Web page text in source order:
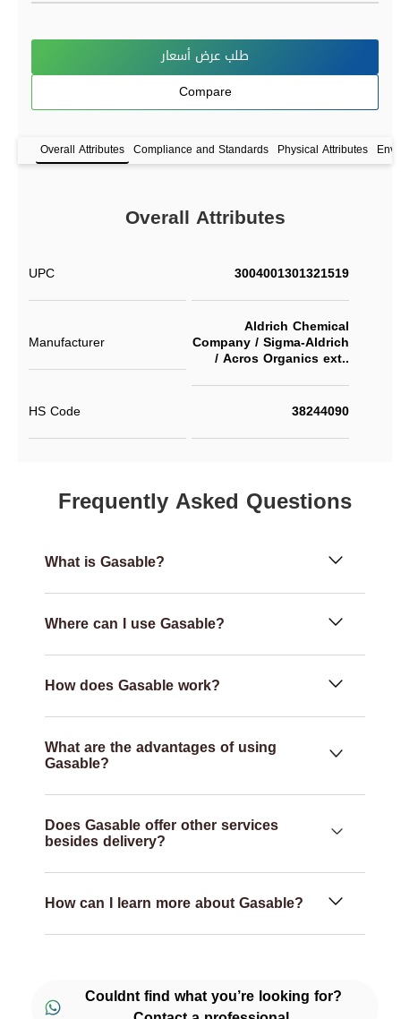
طلب عرض أسعار
Compare
Overall Attributes Compliance and Standards Physical Attributes
Overall Attributes
UPC 3004001301321519
Manufacturer
Aldrich Chemical
Company / Sigma-Aldrich
/ Acros Organics ext..
HS Code 38244090
Frequently Asked Questions
What is Gasable?
Where can I use Gasable?
How does Gasable work?
What are the advantages of using
Gasable?
Does Gasable offer other services
besides delivery?
How can I learn more about Gasable?
Couldnt find what you’re looking for?